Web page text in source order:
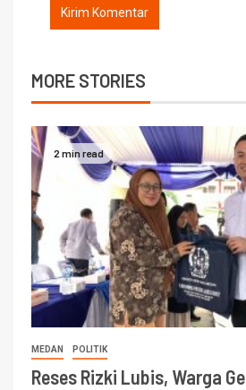
MORE STORIES
2 min read
MEDAN POLITIK
Reses Rizki Lubis, Warga